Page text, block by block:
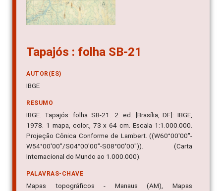
Tapajós : folha SB-21
AUTOR(ES)
IBGE
RESUMO
IBGE. Tapajós: folha SB-21. 2. ed. [Brasília, DF]: IBGE,
1978. 1 mapa, color., 73 x 64 cm. Escala 1:1.000.000.
Projeção Cônica Conforme de Lambert. ((W60°00'00"-
W54°00'00"/S04°00'00"-S08°00'00")). (Carta
Internacional do Mundo ao 1.000.000).
PALAVRAS-CHAVE
Mapas topográficos - Manaus (AM), Mapas